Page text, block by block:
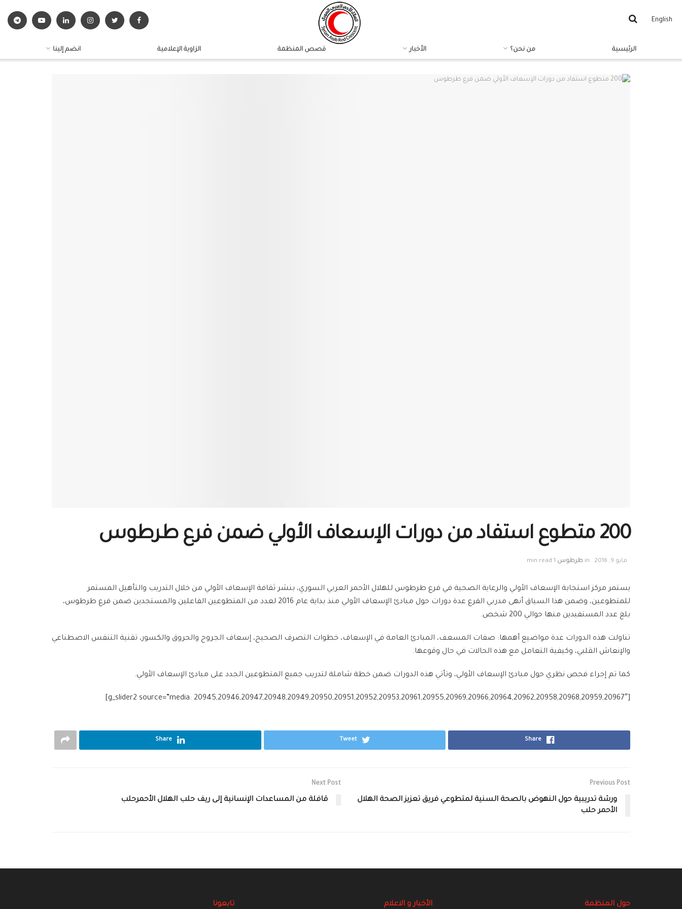
English
الرئيسية من نحن؟ الأخبار قصص المنظمة الزاوية الإعلامية انضم إلينا
200 متطوع استفاد من دورات الإسعاف الأولي ضمن فرع طرطوس
مايو 9, 2016 in طرطوس 1 min read
يستمر مركز استجابة الإسعاف الأولي والرعاية الصحية في فرع طرطوس للهلال الأحمر العربي السوري، بنشر ثقافة الإسعاف الأولي من خلال التدريب والتأهيل المستمر
للمتطوعين، وضمن هذا السياق أنهى مدربي الفرع عدة دورات حول مبادئ الإسعاف الأولي منذ بداية عام 2016 لعدد من المتطوعين الفاعلين والمستجدين ضمن فرع طرطوس،
بلغ عدد المستفيدين منها حوالي 200 شخص.
تناولت هذه الدورات عدة مواضيع أهمها: صفات المسعف، المبادئ العامة في الإسعاف، خطوات التصرف الصحيح، إسعاف الجروح والحروق والكسور، تقنية التنفس الاصطناعي
والإنعاش القلبي، وكيفية التعامل مع هذه الحالات في حال وقوعها.
كما تم إجراء فحص نظري حول مبادئ الإسعاف الأولي، وتأتي هذه الدورات ضمن خطة شاملة لتدريب جميع المتطوعين الجدد على مبادئ الإسعاف الأولي.
[g_slider2 source=”media: 20945,20946,20947,20948,20949,20950,20951,20952,20953,20961,20955,20969,20966,20964,20962,20958,20968,20959,20967″]
Share
Tweet
Share
Previous Post
‏ورشة‬ ‫‏تدريبية‬ حول ‫‏النهوض‬ بالصحة ‫‏السنية‬ لمتطوعي فريق ‫‏تعزيز الصحة‬ ‫‏الهلال
الأحمر‬ ‏حلب‬
Next Post
قافلة‬ من المساعدات ‫‏الإنسانية‬ إلى ‫‏ريف‬ ‫‏حلب‬ ‏الهلال الأحمر‬حلب
حول المنظمة الأخبار و الاعلام تابعونا